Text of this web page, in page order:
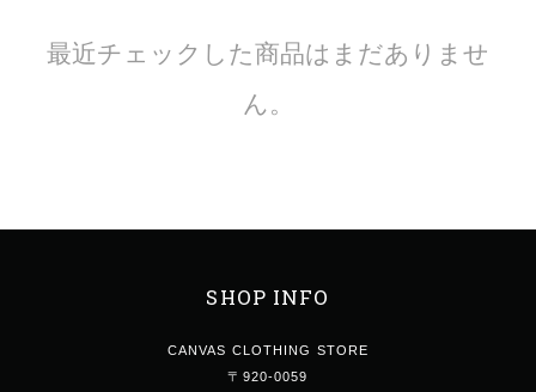
最近チェックした商品はまだありませ
ん。
SHOP INFO
CANVAS CLOTHING STORE
〒920-0059